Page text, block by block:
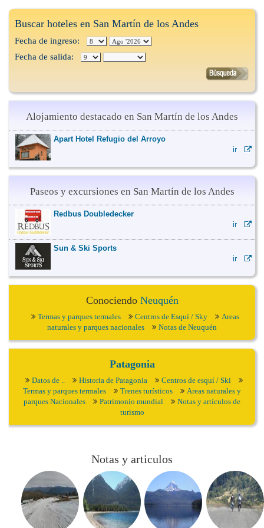
Buscar hoteles en San Martín de los Andes
Fecha de ingreso:
Fecha de salida:
Alojamiento destacado en San Martín de los Andes
Apart Hotel Refugio del Arroyo
ir
Paseos y excursiones en San Martín de los Andes
Redbus Doubledecker
ir
Sun & Ski Sports
ir
Conociendo Neuquén
Termas y parques termales Centros de Esquí / Sky
Areas
naturales y parques nacionales
Notas de Neuquén
Patagonia
Datos de .. Historia de Patagonia
Centros de esquí / Ski
Termas y parques termales
Trenes turísticos
Areas naturales y
parques Nacionales
Patrimonio mundial
Notas y artículos de
turismo
Notas y articulos